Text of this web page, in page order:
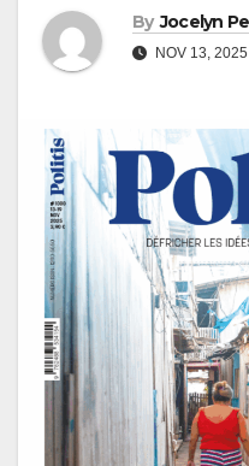
By Jocelyn
NOV 13, 2025